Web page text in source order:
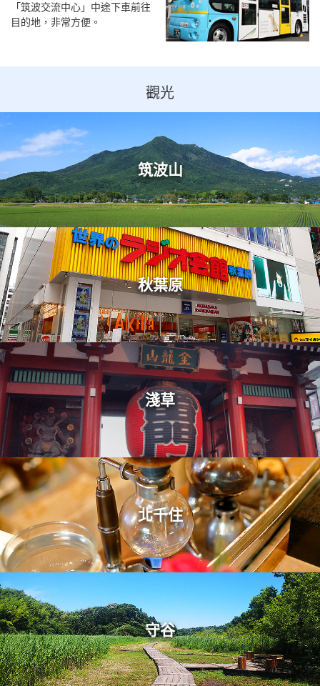
「筑波交流中心」中途下車前往
目的地，非常方便。
觀光
筑波山
秋葉原
淺草
北千住
守谷